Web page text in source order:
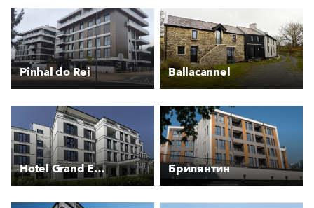
Pinhal do Rei Ballacannel
Hotel Grand Elisabeth Брилянтин